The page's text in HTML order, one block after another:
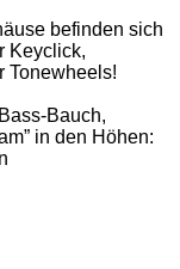
befinden sich
Keyclick,
Tonewheels!
Bauch,
in den Höhen: